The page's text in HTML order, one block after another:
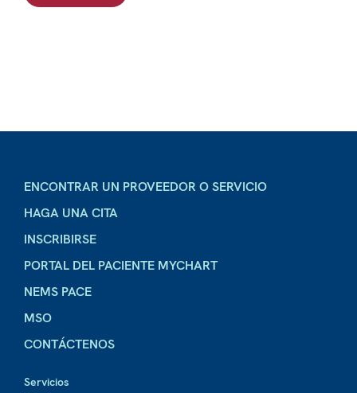
ENCONTRAR UN PROVEEDOR O SERVICIO
HAGA UNA CITA
INSCRIBIRSE
PORTAL DEL PACIENTE MYCHART
NEMS PACE
MSO
CONTÁCTENOS
Servicios